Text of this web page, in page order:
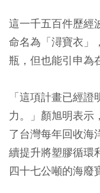
這一千五百件歷經
命名為「潯寶衣」
瓶，但也能引申為
「這項計畫已經
力。」顏旭明表示
了台灣每年回收海
續提升將塑膠循環
四十七公噸的海廢